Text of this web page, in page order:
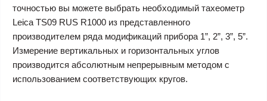
точностью вы можете выбрать необходимый тахеометр
Leica TS09 RUS R1000 из представленного
производителем ряда модификаций прибора 1”, 2”, 3”, 5”.
Измерение вертикальных и горизонтальных углов
производится абсолютным непрерывным методом с
использованием соответствующих кругов.